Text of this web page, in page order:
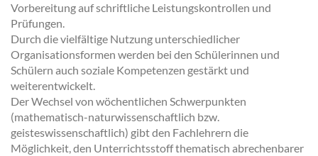
Vorbereitung auf schriftliche Leistungskontrollen und
Prüfungen.
Durch die vielfältige Nutzung unterschiedlicher
Organisationsformen werden bei den Schülerinnen und
Schülern auch soziale Kompetenzen gestärkt und
weiterentwickelt.
Der Wechsel von wöchentlichen Schwerpunkten
(mathematisch-naturwissenschaftlich bzw.
geisteswissenschaftlich) gibt den Fachlehrern die
Möglichkeit, den Unterrichtsstoff thematisch abrechenbarer